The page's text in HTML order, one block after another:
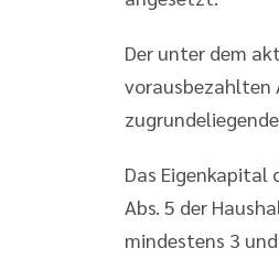
Der unter dem
vorausbezahlten
Das Eigenkapital
Abs. 5 der
mindestens 3